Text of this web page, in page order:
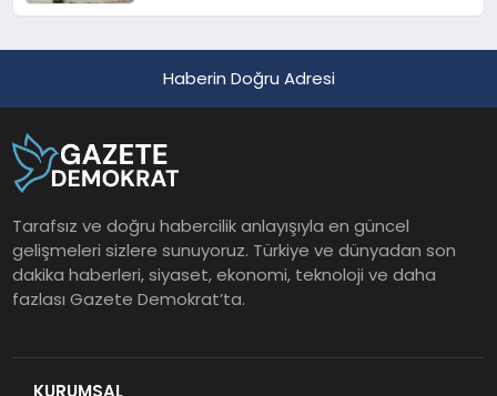
Haberin Doğru Adresi
Tarafsız ve doğru habercilik anlayışıyla en güncel
gelişmeleri sizlere sunuyoruz. Türkiye ve dünyadan son
dakika haberleri, siyaset, ekonomi, teknoloji ve daha
fazlası Gazete Demokrat’ta.
KURUMSAL